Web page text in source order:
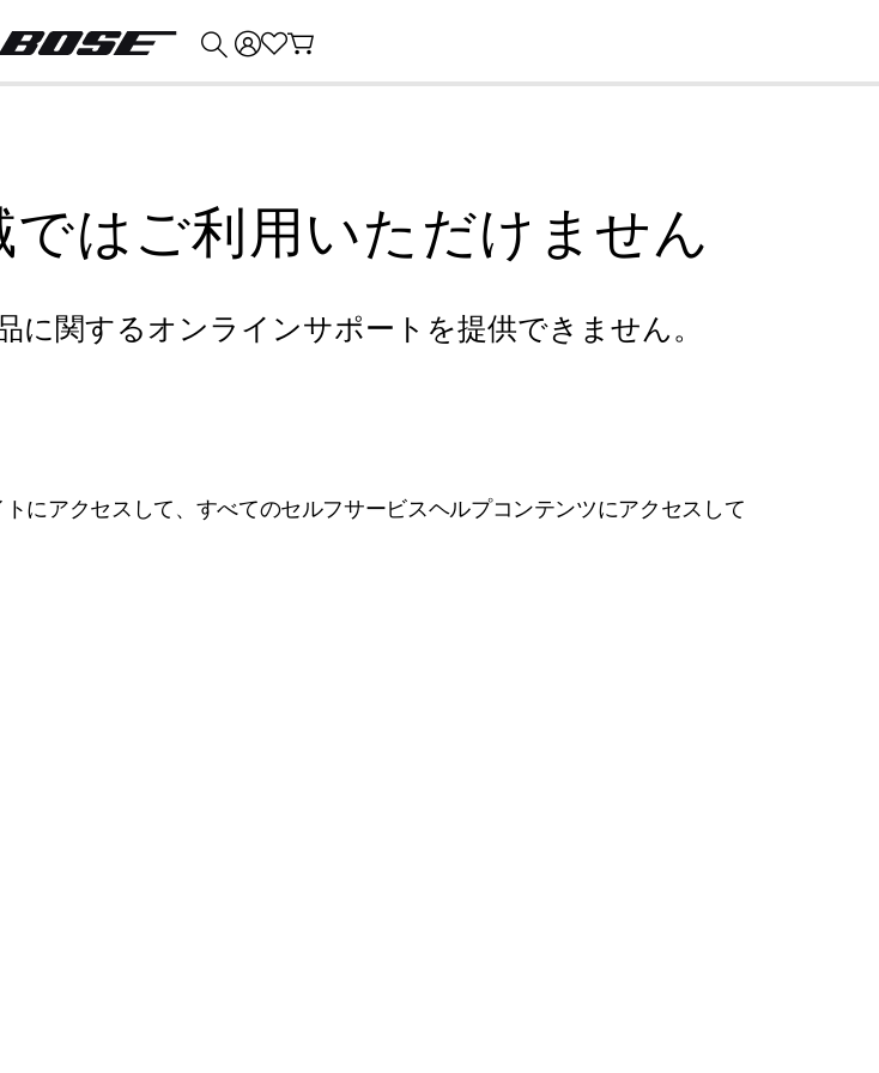
はご利用いただけません
関するオンラインサポートを提供できません。
にアクセスして、すべてのセルフサービスヘルプコンテンツにアクセスして